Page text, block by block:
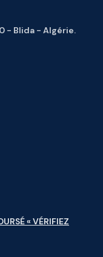
- Blida - Algérie.
« VÉRIFIEZ